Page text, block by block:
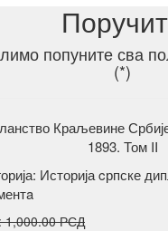
попуните сва
(*)
Краљевине
1893. Том II
Историја cрпске
1,000.00 РСД